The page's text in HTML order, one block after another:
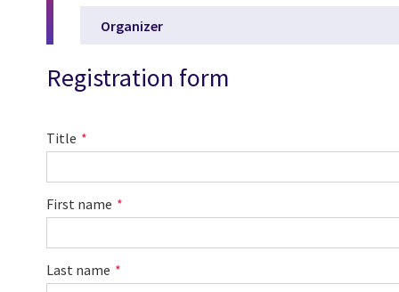
Organizer
Registration form
Title
First name
Last name